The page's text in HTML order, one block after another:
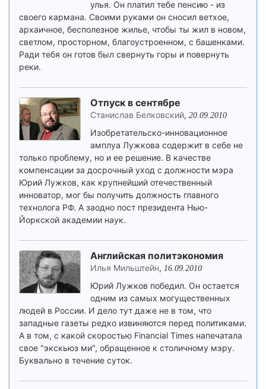
улья. Он платил тебе пенсию - из
своего кармана. Своими руками он сносил ветхое,
архаичное, бесполезное жилье, чтобы ты жил в новом,
светлом, просторном, благоустроенном, с башенками.
Ради тебя он готов был свернуть горы и повернуть
реки.
Отпуск в сентябре
Станислав Белковский, 20.09.2010
Изобретательско-инновационное
амплуа Лужкова содержит в себе не
только проблему, но и ее решение. В качестве
компенсации за досрочный уход с должности мэра
Юрий Лужков, как крупнейший отечественный
инноватор, мог бы получить должность главного
технолога РФ. А заодно пост президента Нью-
Йоркской академии наук.
Английская политэкономия
Илья Мильштейн, 16.09.2010
Юрий Лужков победил. Он остается
одним из самых могущественных
людей в России. И дело тут даже не в том, что
западные газеты редко извиняются перед политиками.
А в том, с какой скоростью Financial Times напечатала
свое "экскьюз ми", обращенное к столичному мэру.
Буквально в течение суток.